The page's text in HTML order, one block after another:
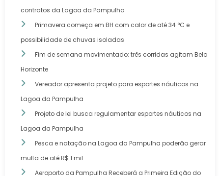
contratos da Lagoa da Pampulha
Primavera começa em BH com calor de até 34 °C e
possibilidade de chuvas isoladas
Fim de semana movimentado: três corridas agitam Belo
Horizonte
Vereador apresenta projeto para esportes náuticos na
Lagoa da Pampulha
Projeto de lei busca regulamentar esportes náuticos na
Lagoa da Pampulha
Pesca e natação na Lagoa da Pampulha poderão gerar
multa de até R$ 1 mil
Aeroporto da Pampulha Receberá a Primeira Edição do